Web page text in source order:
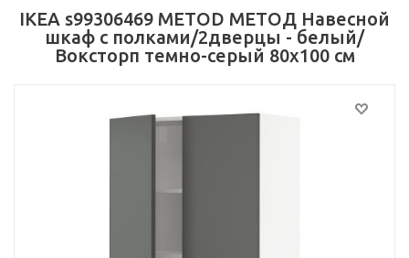
IKEA s99306469 METOD МЕТОД Навесной
шкаф с полками/2дверцы - белый/
Воксторп темно-серый 80x100 см